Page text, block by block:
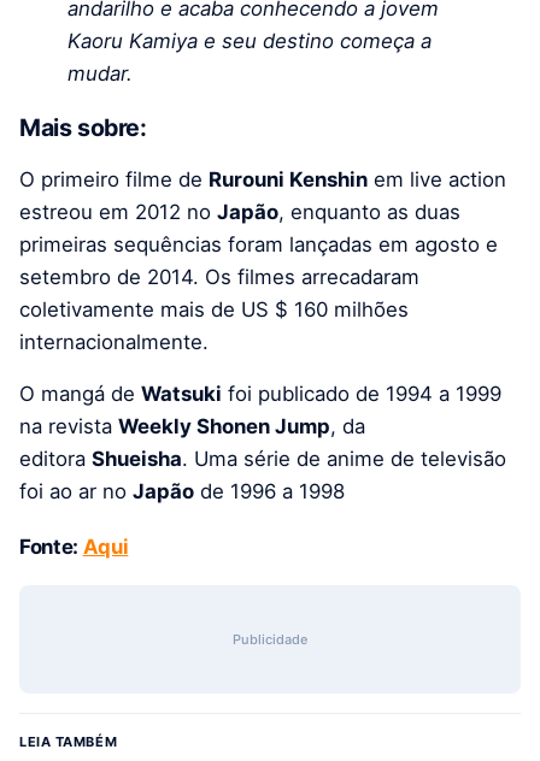
andarilho e acaba conhecendo a jovem
Kaoru Kamiya e seu destino começa a
mudar.
Mais sobre:
O primeiro filme de Rurouni Kenshin em live action
estreou em 2012 no Japão, enquanto as duas
primeiras sequências foram lançadas em agosto e
setembro de 2014. Os filmes arrecadaram
coletivamente mais de US $ 160 milhões
internacionalmente.
O mangá de Watsuki foi publicado de 1994 a 1999
na revista Weekly Shonen Jump, da
editora Shueisha. Uma série de anime de televisão
foi ao ar no Japão de 1996 a 1998
Fonte: Aqui
Publicidade
LEIA TAMBÉM